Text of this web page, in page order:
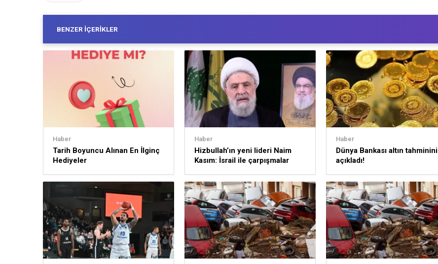
BENZER İÇERIKLER
Haber
Tarih Boyuncu Alınan En İlginç
Hediyeler
Haber
Hizbullah’ın yeni lideri Naim
Kasım: İsrail ile çarpışmalar
Haber
Dünya Bankası altın tahminini
açıkladı!